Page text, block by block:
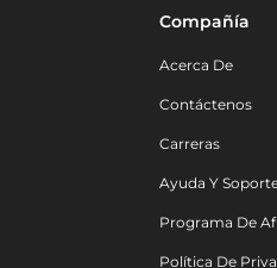
Compañía
Acerca De
Contáctenos
Carreras
Ayuda Y
Programa De
Política De